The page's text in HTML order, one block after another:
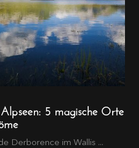
5 magische Orte
Derborence im Wallis ...